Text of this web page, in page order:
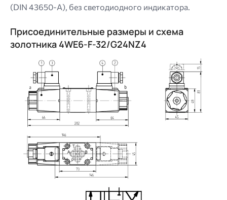
(DIN 43650-A), без светодиодного индикатора.
Присоединительные размеры и схема
золотника 4WE6-F-32/G24NZ4
Image